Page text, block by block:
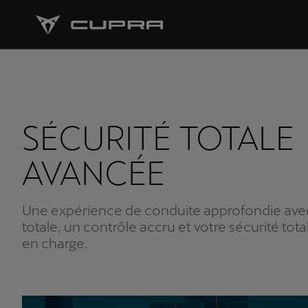
SÉCURITÉ TOTALE
AVANCÉE
Une expérience de conduite approfondie
totale, un contrôle accru et votre sécurité
en charge.